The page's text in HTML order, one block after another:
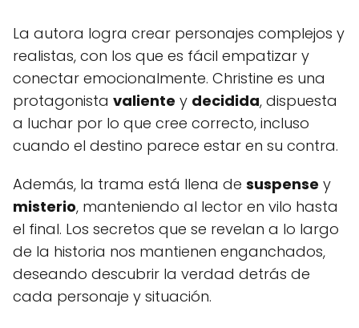
La autora logra crear personajes complejos y
realistas, con los que es fácil empatizar y
conectar emocionalmente. Christine es una
protagonista valiente y decidida, dispuesta
a luchar por lo que cree correcto, incluso
cuando el destino parece estar en su contra.
Además, la trama está llena de suspense y
misterio, manteniendo al lector en vilo hasta
el final. Los secretos que se revelan a lo largo
de la historia nos mantienen enganchados,
deseando descubrir la verdad detrás de
cada personaje y situación.